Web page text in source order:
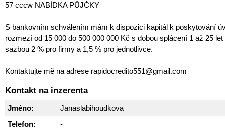
57 cccw NABÍDKA PŮJČKY
S bankovním schválením mám k dispozici kapitál k poskytování
rozmezí od 15 000 do 500 000 000 Kč s dobou splácení 1 až 25
sazbou 2 % pro firmy a 1,5 % pro jednotlivce.
Kontaktujte mě na adrese rapidocredito551@gmail.com
Kontakt na inzerenta
Jméno:
Janaslabihoudkova
Telefon:
-